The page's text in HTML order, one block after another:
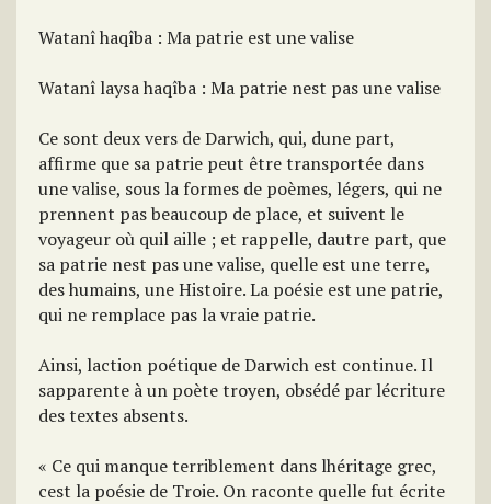
Watanî haqîba : Ma patrie est une valise
Watanî laysa haqîba : Ma patrie nest pas une valise
Ce sont deux vers de Darwich, qui, dune part,
affirme que sa patrie peut être transportée dans
une valise, sous la formes de poèmes, légers, qui ne
prennent pas beaucoup de place, et suivent le
voyageur où quil aille ; et rappelle, dautre part, que
sa patrie nest pas une valise, quelle est une terre,
des humains, une Histoire. La poésie est une patrie,
qui ne remplace pas la vraie patrie.
Ainsi, laction poétique de Darwich est continue. Il
sapparente à un poète troyen, obsédé par lécriture
des textes absents.
« Ce qui manque terriblement dans lhéritage grec,
cest la poésie de Troie. On raconte quelle fut écrite